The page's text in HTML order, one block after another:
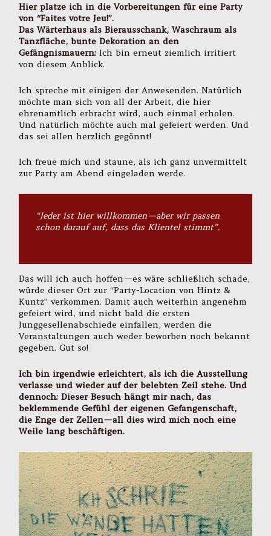
Hier platze ich in die Vorbereitungen für eine Party
von “Faites votre Jeu!”.
Das Wärterhaus als Bierausschank, Waschraum als
Tanzfläche, bunte Dekoration an den
Gefängnismauern: Ich bin erneut ziemlich irritiert
von diesem Anblick.
Ich spreche mit einigen der Anwesenden. Natürlich
möchte man sich von all der Arbeit, die hier
ehrenamtlich erbracht wird, auch einmal erholen.
Und natürlich möchte auch mal gefeiert werden. Und
das sei allen herzlich gegönnt!
Ich freue mich und staune, als ich ganz unvermittelt
zur Party am Abend eingeladen werde.
“Jeder ist hier willkommen — aber wir passen
schon darauf auf, dass das Klientel stimmt”.
Das will ich auch hoffen — es wäre schließlich schade,
würde dieser Ort zur “Party-Location von Hintz &
Kuntz” verkommen. Damit auch weiterhin angenehm
gefeiert wird, und nicht bald die ersten
Junggesellenabschiede einfallen, werden die
Veranstaltungen auch weder beworben noch bekannt
gegeben. Gut so!
Ich bin irgendwie erleichtert, als ich die Ausstellung
verlasse und wieder auf der belebten Zeil stehe. Und
dennoch: Dieser Besuch hängt mir nach, das
beklemmende Gefühl der eigenen Gefangenschaft,
die Enge der Zellen — all dies wird mich noch eine
Weile lang beschäftigen.